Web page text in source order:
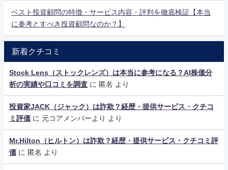
ベスト投資顧問の特徴・サービス内容・評判を徹底検証【本当
に参考とすべき投資顧問なのか？】
新着クチコミ
Stock Lens（ストックレンズ）は本当に参考になる？AI株価分
析の実績や口コミを調査 に 匿名 より
投資家JACK（ジャック）は詐欺？経歴・提供サービス・クチコ
ミ評価 に 元コアメンバーより より
Mr.Hilton（ヒルトン）は詐欺？経歴・提供サービス・クチコミ評
価 に 匿名 より